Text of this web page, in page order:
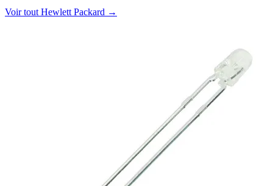
Voir tout Hewlett Packard →